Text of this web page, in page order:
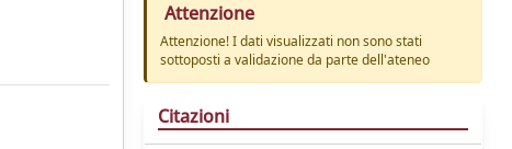
Attenzione
Attenzione! I dati visualizzati non sono stati
sottoposti a validazione da parte dell'ateneo
Citazioni